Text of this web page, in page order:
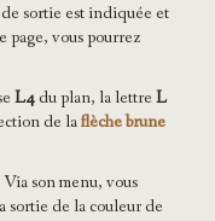
sortie est indiquée et
page, vous pourrez
L4du plan, la lettreL
de laflèche brune
son menu, vous
sortie de la couleur de